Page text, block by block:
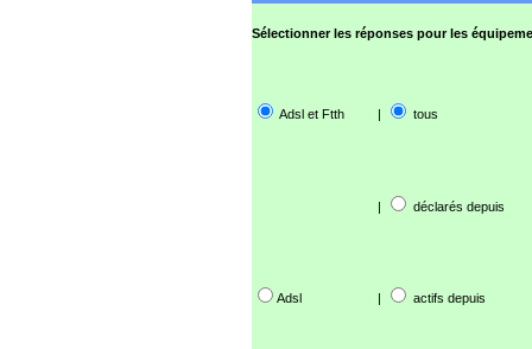
Sélectionner les réponses pour les
Adsl et Ftth | tous
| déclarés depuis
Adsl | actifs depuis